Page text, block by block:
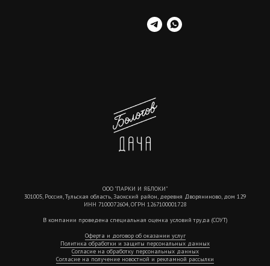
ООО "ПАРКИ И ЯБЛОКИ"
301005, Россия, Тульская область, Заокский район, деревня Дворяниново, дом 129
ИНН 7100072604, ОГРН 1267100001728
В компании проведена специальная оценка условий труда (СОУТ)
Оферта и договор об оказании услуг
Политика обработки и защиты персональных данных
Согласие на обработку персональных данных
Согласие на получение новостной и рекламной рассылки